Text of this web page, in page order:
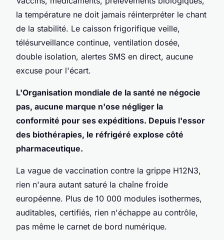
la température ne doit jamais réinterpréter le chant
de la stabilité. Le caisson frigorifique veille,
télésurveillance continue, ventilation dosée,
double isolation, alertes SMS en direct, aucune
excuse pour l'écart.
L'Organisation mondiale de la santé ne négocie
pas, aucune marque n'ose négliger la
conformité pour ses expéditions. Depuis l'essor
des biothérapies, le réfrigéré explose côté
pharmaceutique.
La vague de vaccination contre la grippe H12N3,
rien n'aura autant saturé la chaîne froide
européenne. Plus de 10 000 modules isothermes,
auditables, certifiés, rien n'échappe au contrôle,
pas même le carnet de bord numérique.